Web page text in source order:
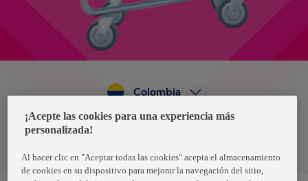
Política de privacidad de datos
Colombia
¡Acepte las cookies para una experiencia más
personalizada!
Al hacer clic en "Aceptar todas las cookies" acepta el almacenamiento
de cookies en su dispositivo para mejorar la navegación del sitio,